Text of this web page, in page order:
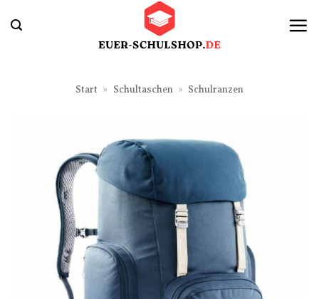
Inhalt
Start » Schultaschen » Schulranzen